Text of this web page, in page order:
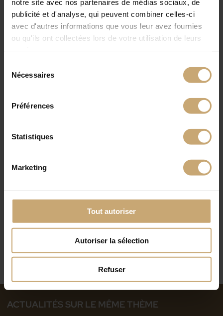
notre site avec nos partenaires de médias sociaux, de
publicité et d'analyse, qui peuvent combiner celles-ci
avec d'autres informations que vous leur avez fournies
ou qu'ils ont collectées lors de votre utilisation de leurs
Nécessaires
Préférences
Statistiques
Marketing
Tout autoriser
Autoriser la sélection
Refuser
ACTUALITÉS SUR LE MÊME THÈME